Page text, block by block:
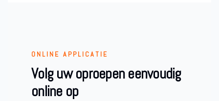
ONLINE APPLICATIE
Volg uw oproepen eenvoudig
online op